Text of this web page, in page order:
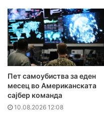
Пет самоубиства за еден
месец во Американската
сајбер команда
10.08.2026 12:08